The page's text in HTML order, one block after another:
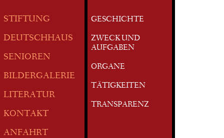
STIFTUNG
DEUTSCHHAUS
SENIOREN
BILDERGALERIE
LITERATUR
KONTAKT
ANFAHRT
GESCHICHTE
ZWECK UND
AUFGABEN
ORGANE
TÄTIGKEITEN
TRANSPARENZ